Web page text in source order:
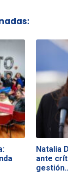
Natalia
ante